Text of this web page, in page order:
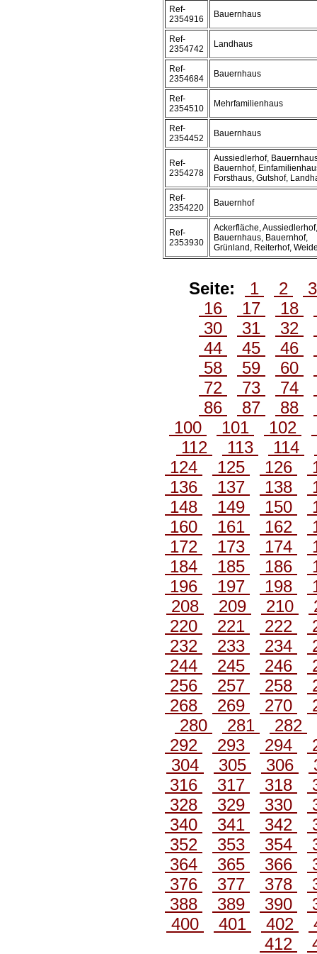
Ref-
2354916
Bauernhaus
Ref-
2354742
Landhaus
Ref-
2354684
Bauernhaus
Ref-
2354510
Mehrfamilienhaus
Ref-
2354452
Bauernhaus
Ref-
2354278
Aussiedlerhof,
Bauernhof,
Forsthaus, Gutshof,
Ref-
2354220
Bauernhof
Ref-
2353930
Ackerfläche, Aussiedlerhof,
Bauernhaus, Bauernhof,
Grünland, Reiterhof,
Seite: 1 2
16
17 18
30
31 32
44
45 46
58
59 60
72
73 74
86
87 88
100
101 102
112
113 114
124
125 126
136
137 138
148
149 150
160
161 162
172
173 174
184
185 186
196
197 198
208
209 210
220
221 222
232
233 234
244
245 246
256
257 258
268
269 270
280
281
282
292
293 294
304
305 306
316
317 318
328
329 330
340
341 342
352
353 354
364
365 366
376
377 378
388
389 390
400
401 402
412